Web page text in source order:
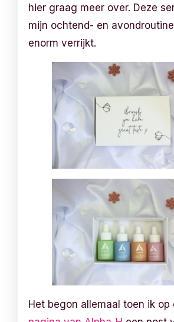
hier graag meer over. Deze
mijn ochtend- en
enorm verrijkt.
Het begon allemaal toen ik op